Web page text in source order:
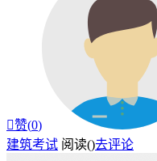
赞(0)
建筑考试 阅读()去评论